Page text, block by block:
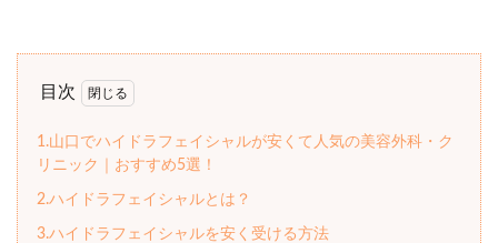
＜所属学会＞
日本整形外科学会
東日本整形災害外科学会
目次
1.山口でハイドラフェイシャルが安くて人気の美容外科・ク
リニック｜おすすめ5選！
2.ハイドラフェイシャルとは？
3.ハイドラフェイシャルを安く受ける方法